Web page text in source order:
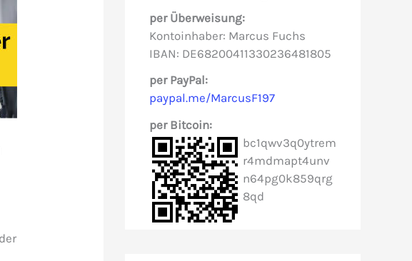
a
c
h
:
per Überweisung:
Kontoinhaber: Marcus Fuchs
IBAN: DE68200411330236481805
per PayPal:
paypal.me/MarcusF197
per Bitcoin:
bc1qwv3q0ytrem
r4mdmapt4unv
n64pg0k859qrg
8qd